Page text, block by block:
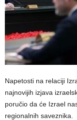
Napetosti na relaciji
najnovijih izjava
poručio da će Izrael
regionalnih saveznika.